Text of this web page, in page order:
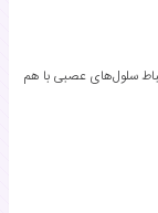
سلول‌های عصبی با هم